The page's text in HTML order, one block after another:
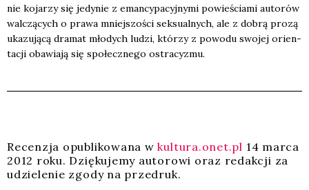
nie koja­rzy się jedy­nie z eman­cy­pa­cyj­ny­mi powie­ścia­mi auto­rów
wal­czą­cych o pra­wa mniej­szo­ści sek­su­al­nych, ale z dobrą pro­zą
uka­zu­ją­cą dra­mat mło­dych ludzi, któ­rzy z powo­du swo­jej orien­
ta­cji oba­wia­ją się spo­łecz­ne­go ostra­cy­zmu.
Recen­zja opu­bli­ko­wa­na wkultura.onet.pl 14 mar­ca
2012 roku. Dzię­ku­je­my auto­ro­wi oraz redak­cji za
udzie­le­nie zgo­dy na prze­druk.